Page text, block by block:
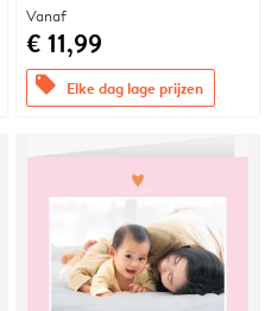
Vanaf
€ 11,99
offers Elke dag lage prijzen